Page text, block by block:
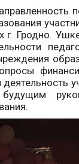
Гродно.